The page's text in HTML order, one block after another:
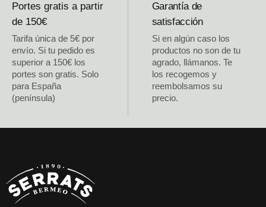
Portes gratis a partir
de 150€
Tarifa única de 5€ por
envío. Si tu pedido es
superior a 150€ los
portes son gratis. Solo
para España
(península)
Garantía de
satisfacción
Si en algún caso los
productos no son de tu
agrado, llámanos. Te
los recogemos y
reembolsamos su
precio.